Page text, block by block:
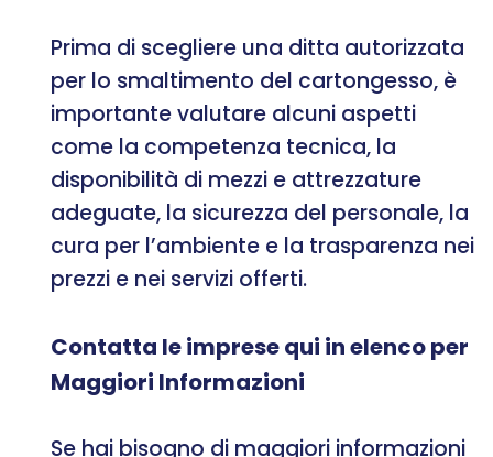
Prima di scegliere una ditta autorizzata
per lo smaltimento del cartongesso, è
importante valutare alcuni aspetti
come la competenza tecnica, la
disponibilità di mezzi e attrezzature
adeguate, la sicurezza del personale, la
cura per l’ambiente e la trasparenza nei
prezzi e nei servizi offerti.
Contatta le imprese qui in elenco per
Maggiori Informazioni
Se hai bisogno di maggiori informazioni